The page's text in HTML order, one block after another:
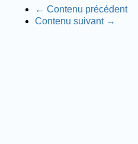
← Contenu précédent
Contenu suivant →